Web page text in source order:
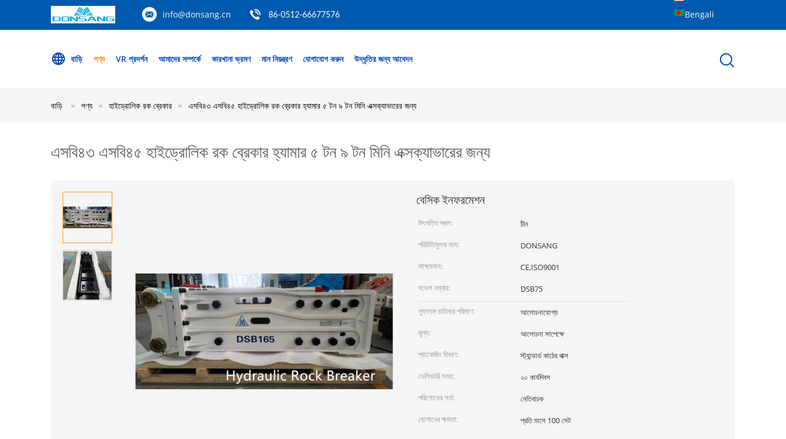
info@donsang.cn 86-0512-66677576 Bengali
বাড়ি পণ্য VR প্রদর্শন আমাদের সম্পর্কে কারখানা ভ্রমণ মান নিয়ন্ত্রণ যোগাযোগ করুন উদ্ধৃতির জন্য আবেদন
বাড়ি পণ্য হাইড্রোলিক রক ব্রেকার এসবি৪৩ এসবি৪৫ হাইড্রোলিক রক ব্রেকার হ্যামার ৫ টন ৯ টন মিনি এক্সক্যাভারের জন্য
এসবি৪৩ এসবি৪৫ হাইড্রোলিক রক ব্রেকার হ্যামার ৫ টন ৯ টন মিনি এক্সক্যাভারের জন্য
বেসিক ইনফরমেশন
উৎপত্তি স্থল:
চীন
পরিচিতিমুলক নাম:
DONSANG
সাক্ষ্যদান:
CE,ISO9001
মডেল নম্বার:
DSB75
ন্যূনতম চাহিদার পরিমাণ:
আলোচনাযোগ্য
মূল্য:
আলোচনা সাপেক্ষে
প্যাকেজিং বিবরণ:
স্ট্যান্ডার্ড কাঠের বাক্স
ডেলিভারি সময়:
২০ কার্যদিবস
পরিশোধের শর্ত:
নেতিবাচক
যোগানের ক্ষমতা:
প্রতি মাসে 100 সেট